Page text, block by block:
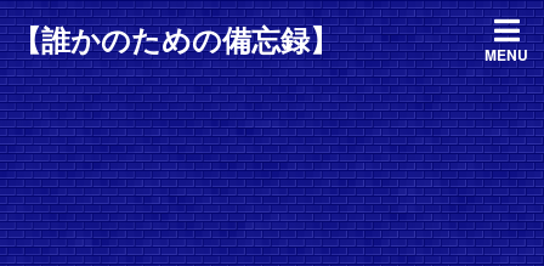
コ
ン
テ
ン
ツ
へ
ス
キ
ッ
プ
【誰かのための備忘録】 MENU